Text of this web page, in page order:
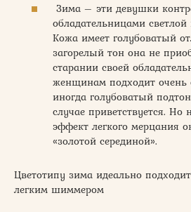
Зима – эти девушки
обладательницами
Кожа имеет голубоватый
загорелый тон она не
старании своей
женщинам подходит очень
иногда голубоватый
случае приветствуется.
эффект легкого мерцания
«золотой серединой».
Цветотипу зима идеально
легким шиммером